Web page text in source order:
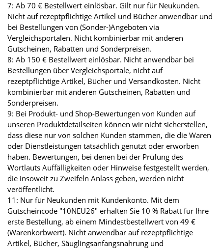
7: Ab 70 € Bestellwert einlösbar. Gilt nur für Neukunden.
Nicht auf rezeptpflichtige Artikel und Bücher anwendbar und
bei Bestellungen von (Sonder-)Angeboten via
Vergleichsportalen. Nicht kombinierbar mit anderen
Gutscheinen, Rabatten und Sonderpreisen.
8: Ab 150 € Bestellwert einlösbar. Nicht anwendbar bei
Bestellungen über Vergleichsportale, nicht auf
rezeptpflichtige Artikel, Bücher und Versandkosten. Nicht
kombinierbar mit anderen Gutscheinen, Rabatten und
Sonderpreisen.
9: Bei Produkt- und Shop-Bewertungen von Kunden auf
unseren Produktdetailseiten können wir nicht sicherstellen,
dass diese nur von solchen Kunden stammen, die die Waren
oder Dienstleistungen tatsächlich genutzt oder erworben
haben. Bewertungen, bei denen bei der Prüfung des
Wortlauts Auffälligkeiten oder Hinweise festgestellt werden,
die insoweit zu Zweifeln Anlass geben, werden nicht
veröffentlicht.
11: Nur für Neukunden mit Kundenkonto. Mit dem
Gutscheincode "10NEU26" erhalten Sie 10 % Rabatt für Ihre
erste Bestellung, ab einem Mindestbestellwert von 49 €
(Warenkorbwert). Nicht anwendbar auf rezeptpflichtige
Artikel, Bücher, Säuglingsanfangsnahrung und